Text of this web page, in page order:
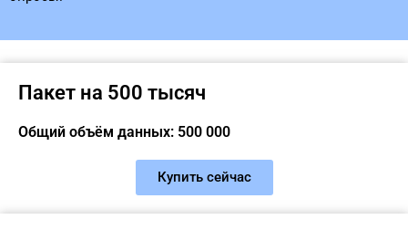
Пакет на 500 тысяч
Общий объём данных: 500 000
Купить сейчас